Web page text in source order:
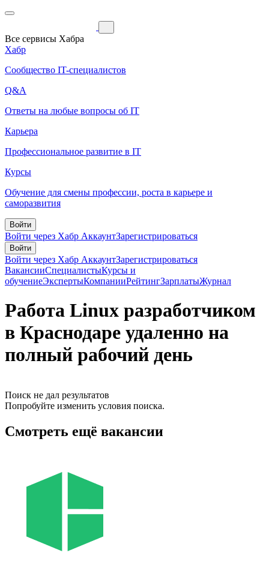
Все сервисы Хабра
Хабр
Сообщество IT-специалистов
Q&A
Ответы на любые вопросы об IT
Карьера
Профессиональное развитие в IT
Курсы
Обучение для смены профессии, роста в карьере и
саморазвития
Войти
Войти через Хабр АккаунтЗарегистрироваться
Войти
Войти через Хабр АккаунтЗарегистрироваться
ВакансииСпециалистыКурсы и
обучениеЭкспертыКомпанииРейтингЗарплатыЖурнал
Работа Linux разработчиком
в Краснодаре удаленно на
полный рабочий день
Поиск не дал результатов
Попробуйте изменить условия поиска.
Смотреть ещё вакансии